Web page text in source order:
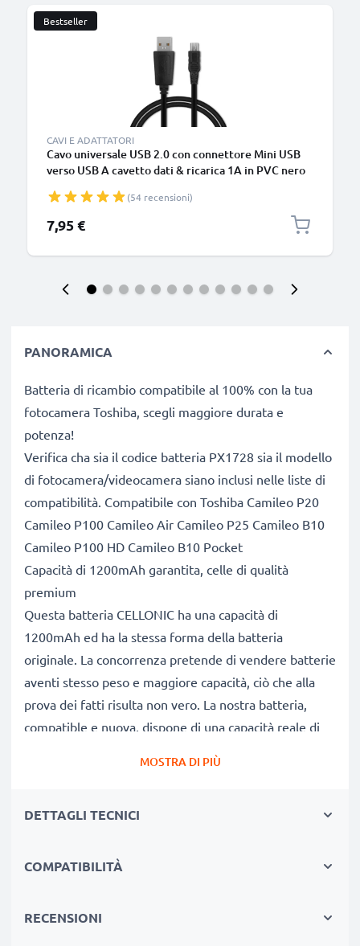
Bestseller
CAVI E ADATTATORI
Cavo universale USB 2.0 con connettore Mini USB
verso USB A cavetto dati & ricarica 1A in PVC nero
(54 recensioni)
7,95 €
PANORAMICA
Batteria di ricambio compatibile al 100% con la tua
fotocamera Toshiba, scegli maggiore durata e
potenza!
Verifica cha sia il codice batteria PX1728 sia il modello
di fotocamera/videocamera siano inclusi nelle liste di
compatibilità. Compatibile con Toshiba Camileo P20
Camileo P100 Camileo Air Camileo P25 Camileo B10
Camileo P100 HD Camileo B10 Pocket
Capacità di 1200mAh garantita, celle di qualità
premium
Questa batteria CELLONIC ha una capacità di
1200mAh ed ha la stessa forma della batteria
originale. La concorrenza pretende di vendere batterie
aventi stesso peso e maggiore capacità, ciò che alla
prova dei fatti risulta non vero. La nostra batteria,
compatible e nuova, dispone di una capacità reale di
continuamente altissime performance in termini di
superano quelle della vecchia batteria originale
MOSTRA DI PIÙ
DETTAGLI TECNICI
COMPATIBILITÀ
RECENSIONI